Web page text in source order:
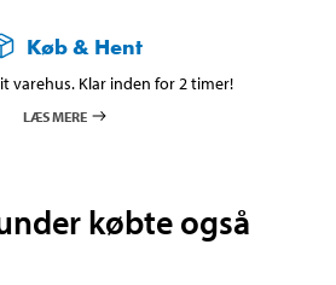
Køb & Hent
varehus. Klar inden for 2 timer!
LÆS MERE
købte også